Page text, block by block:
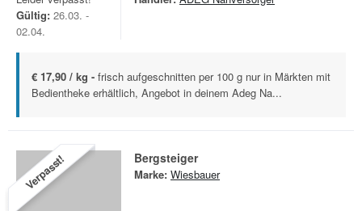
Gültig: 26.03. -
02.04.
€ 17,90 / kg - frisch aufgeschnitten per 100 g nur in Märkten mit
Bedientheke erhältlich, Angebot in deinem Adeg Na...
Verpasst! Bergsteiger
Marke: Wiesbauer